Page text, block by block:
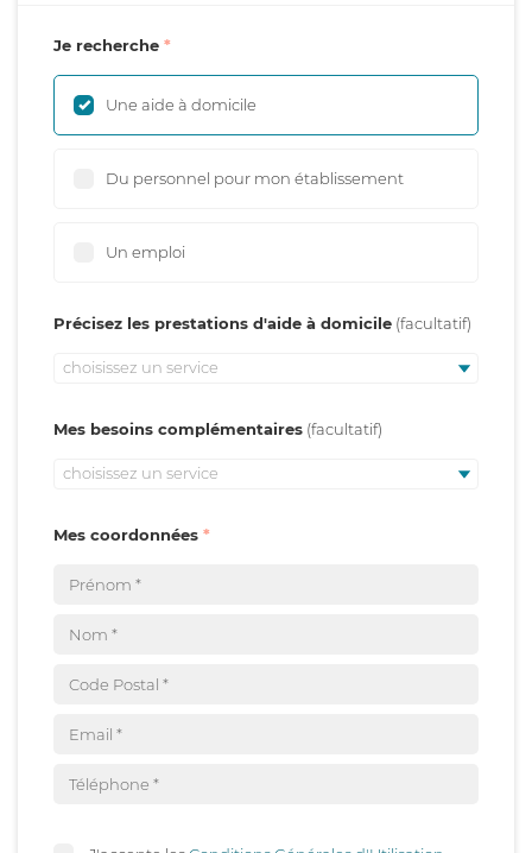
Je recherche
Une aide à domicile
Du personnel pour mon établissement
Un emploi
Précisez les prestations d'aide à domicile
choisissez un service
Mes besoins complémentaires
choisissez un service
Mes coordonnées